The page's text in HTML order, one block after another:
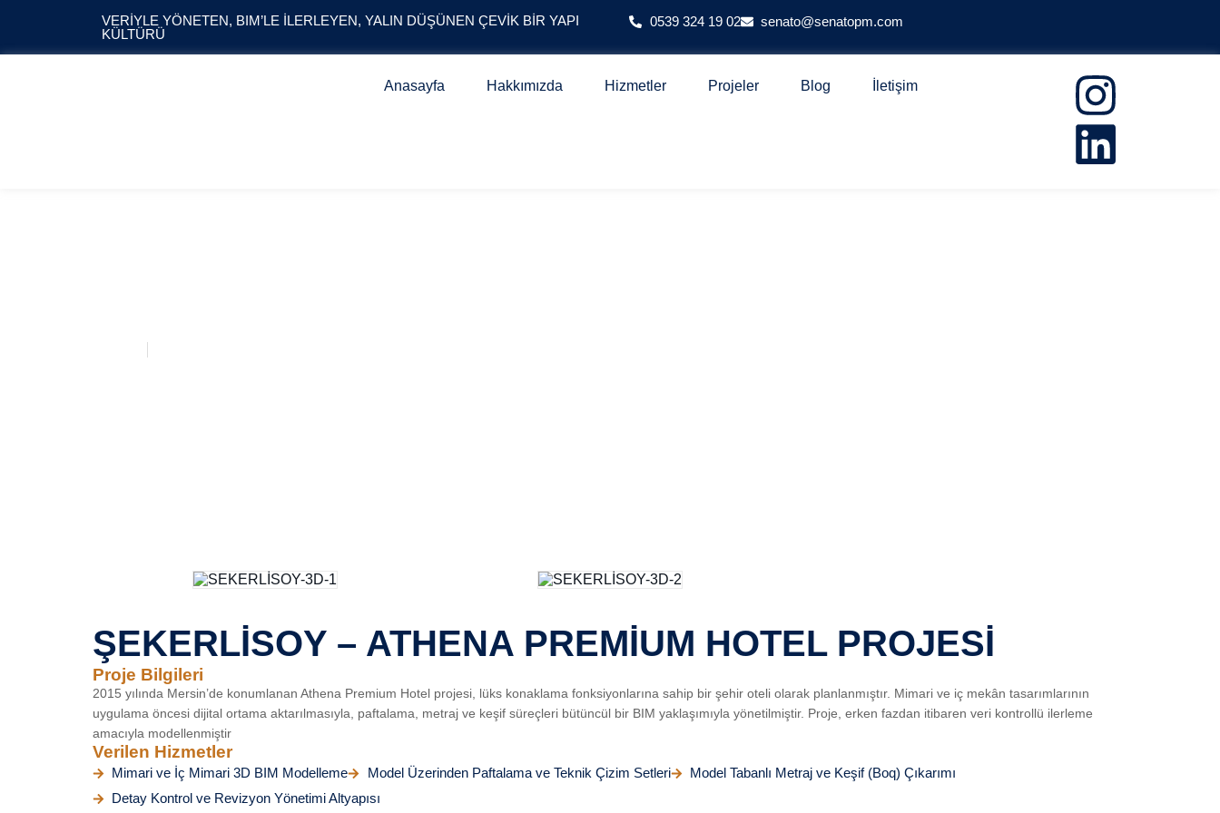
VERIYLE YÖNETEN, BIM’LE İLERLEYEN, YALIN DÜŞÜNEN ÇEVIK BIR YAPI
KÜLTÜRÜ
0539 324 19 02 senato@senatopm.com
Anasayfa Hakkımızda Hizmetler Projeler Blog İletişim
ŞEKERLİSOY – ATHENA PREMİUM HOTEL PROJESİ
Proje Bilgileri
2015 yılında Mersin’de konumlanan Athena Premium Hotel projesi, lüks konaklama fonksiyonlarına sahip bir şehir oteli olarak planlanmıştır. Mimari ve iç mekân tasarımlarının
uygulama öncesi dijital ortama aktarılmasıyla, paftalama, metraj ve keşif süreçleri bütüncül bir BIM yaklaşımıyla yönetilmiştir. Proje, erken fazdan itibaren veri kontrollü ilerleme
amacıyla modellenmiştir
Verilen Hizmetler
Mimari ve İç Mimari 3D BIM Modelleme Model Üzerinden Paftalama ve Teknik Çizim Setleri
Model Tabanlı Metraj ve Keşif (Boq) Çıkarımı
Detay Kontrol ve Revizyon Yönetimi Altyapısı